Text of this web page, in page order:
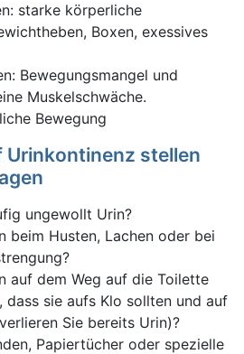
starke körperliche
Boxen, exessives
Bewegungsmangel und
Muskelschwäche.
Bewegung
Urinkontinenz stellen
ungewollt Urin?
beim Husten, Lachen oder bei
auf dem Weg auf die Toilette
dass sie aufs Klo sollten und auf
Sie bereits Urin)?
Papiertücher oder spezielle